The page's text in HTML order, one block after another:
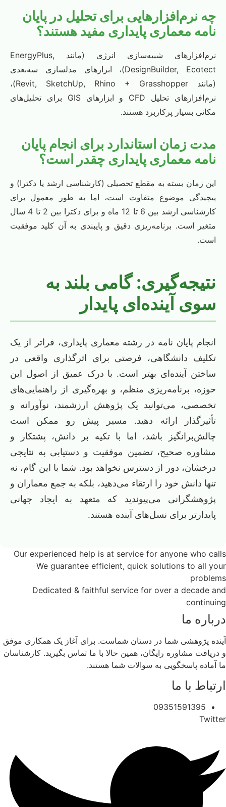
چه نرم‌افزارهایی برای تحلیل در پایان
نامه معماری پایداری مفید هستند؟
نرم‌افزارهای شبیه‌سازی انرژی (مانند EnergyPlus,
DesignBuilder, Ecotect)، ابزارهای مدلسازی سه‌بعدی
(مانند Revit, SketchUp, Rhino + Grasshopper)،
نرم‌افزارهای تحلیل CFD و ابزارهای GIS برای تحلیل‌های
مکانی بسیار پرکاربرد هستند.
مدت زمان استاندارد برای انجام پایان
نامه معماری پایداری چقدر است؟
این زمان بسته به مقطع تحصیلی (کارشناسی ارشد یا دکترا) و
پیچیدگی موضوع متفاوت است، اما به طور معمول برای
کارشناسی ارشد بین 6 تا 12 ماه و برای دکترا بین 2 تا 4 سال
متغیر است. برنامه‌ریزی دقیق و پایبندی به آن کلید موفقیت
است.
نتیجه‌گیری: گامی بلند به
سوی آینده‌ای پایدار
انجام پایان نامه در رشته معماری پایداری، فراتر از یک
تکلیف دانشگاهی، فرصتی برای اثرگذاری واقعی در
ساختن آینده‌ای بهتر است. با درک عمیق از اصول این
حوزه، برنامه‌ریزی منظم، و بهره‌گیری از راهنمایی‌های
تخصصی، می‌توانید یک پژوهش ارزشمند، نوآورانه و
تأثیرگذار ارائه دهید. مسیر پیش رو ممکن است
چالش‌برانگیز باشد، اما با تکیه بر دانش، پشتکار و
مشاوره صحیح، تضمین موفقیت و دستیابی به نتایجی
درخشان، دور از دسترس نخواهد بود. شما با این گام، نه
تنها دانش خود را ارتقاء می‌دهید، بلکه به جمع معماران و
پژوهشگرانی می‌پیوندید که متعهد به ایجاد جهانی
پایدارتر برای نسل‌های آینده هستند.
Our experienced help is at service for anyone who calls
We guarantee efficient, quick solutions to all your
problems
Dedicated & faithful service for over a decade and
continuing
درباره ما
آینده پژوهشی شما در دستان شماست. برای آغاز یک همکاری موفق
و دریافت مشاوره رایگان، همین حالا با ما تماس بگیرید. کارشناسان
ما آماده پاسخگویی به سوالات شما هستند.
ارتباط با ما
09351591395
Twitter